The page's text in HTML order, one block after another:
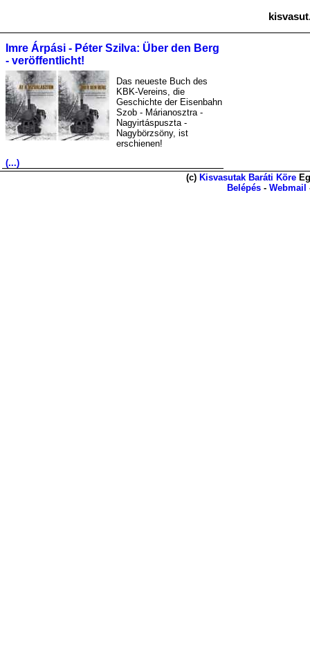
Imre Árpási - Péter Szilva: Über den Berg
- veröffentlicht!
Das neueste Buch des
KBK-Vereins, die
Geschichte der Eisenbahn
Szob - Márianosztra -
Nagyirtáspuszta -
Nagybörzsöny, ist
erschienen!
(...)
(c) Kisvasutak Baráti Köre
Belépés - Webmail